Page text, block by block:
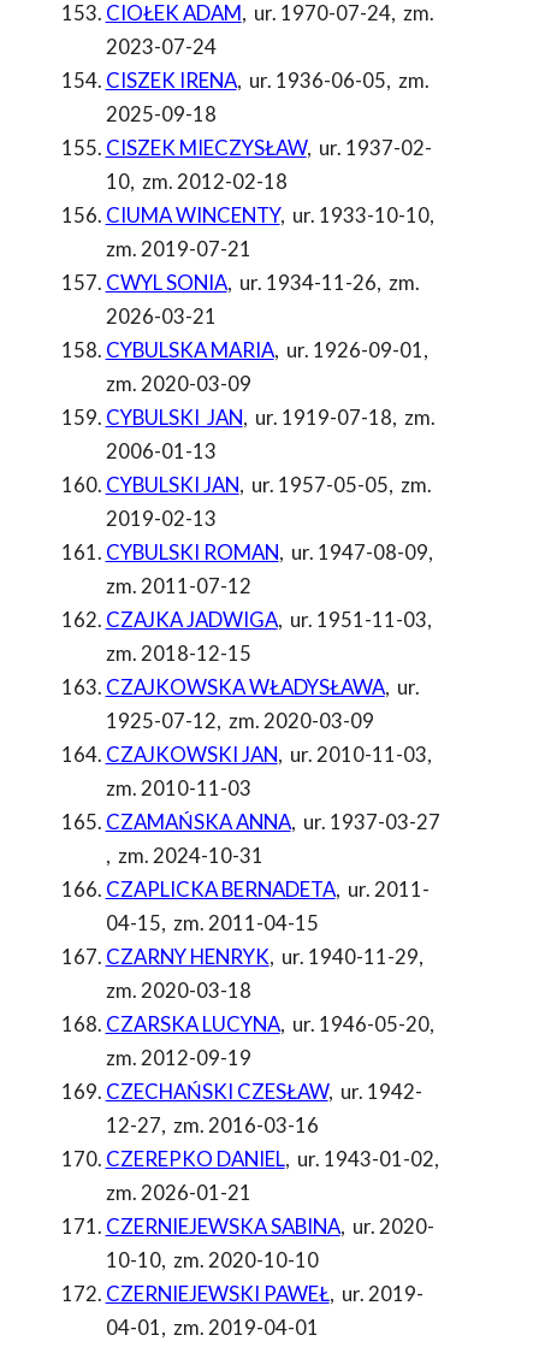
CIOŁEK ADAM, ur. 1970-07-24, zm.
2023-07-24
CISZEK IRENA, ur. 1936-06-05, zm.
2025-09-18
CISZEK MIECZYSŁAW, ur. 1937-02-
10, zm. 2012-02-18
CIUMA WINCENTY, ur. 1933-10-10,
zm. 2019-07-21
CWYL SONIA, ur. 1934-11-26, zm.
2026-03-21
CYBULSKA MARIA, ur. 1926-09-01,
zm. 2020-03-09
CYBULSKI JAN, ur. 1919-07-18, zm.
2006-01-13
CYBULSKI JAN, ur. 1957-05-05, zm.
2019-02-13
CYBULSKI ROMAN, ur. 1947-08-09,
zm. 2011-07-12
CZAJKA JADWIGA, ur. 1951-11-03,
zm. 2018-12-15
CZAJKOWSKA WŁADYSŁAWA, ur.
1925-07-12, zm. 2020-03-09
CZAJKOWSKI JAN, ur. 2010-11-03,
zm. 2010-11-03
CZAMAŃSKA ANNA, ur. 1937-03-27
, zm. 2024-10-31
CZAPLICKA BERNADETA, ur. 2011-
04-15, zm. 2011-04-15
CZARNY HENRYK, ur. 1940-11-29,
zm. 2020-03-18
CZARSKA LUCYNA, ur. 1946-05-20,
zm. 2012-09-19
CZECHAŃSKI CZESŁAW, ur. 1942-
12-27, zm. 2016-03-16
CZEREPKO DANIEL, ur. 1943-01-02,
zm. 2026-01-21
CZERNIEJEWSKA SABINA, ur. 2020-
10-10, zm. 2020-10-10
CZERNIEJEWSKI PAWEŁ, ur. 2019-
04-01, zm. 2019-04-01